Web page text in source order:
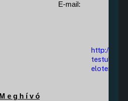
E-mail:
http://
testulet/
M e g h í v ó